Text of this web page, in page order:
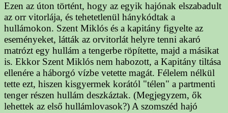
Ezen az úton történt, hogy az egyik hajónak elszabadult
az orr vitorlája, és tehetetlenül hánykódtak a
hullámokon. Szent Miklós és a kapitány figyelte az
eseményeket, látták az orvitorlát helyre tenni akaró
matrózt egy hullám a tengerbe röpítette, majd a másikat
is. Ekkor Szent Miklós nem habozott, a Kapitány tiltása
ellenére a háborgó vízbe vetette magát. Félelem nélkül
tette ezt, hiszen kisgyermek korától "télen" a partmenti
tenger részen hullám deszkáztak. (Megjegyzem, ők
lehettek az első hullámlovasok?) A szomszéd hajó